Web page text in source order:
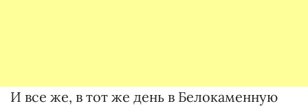
И все же, в тот же день в Белокаменную